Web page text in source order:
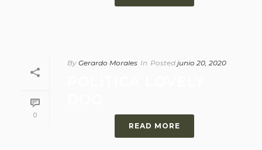
0
By Gerardo Morales In Posted junio 20, 2020
READ MORE